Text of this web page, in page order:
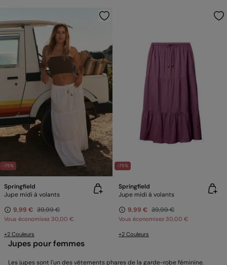
-75%
Springfield
Jupe midi à volants
9,99 € 39,99 €
Vous économisez 30,00 €
+2 Couleurs
-75%
Springfield
Jupe midi à volants
9,99 € 39,99 €
Vous économisez 30,00 €
+2 Couleurs
Jupes pour femmes
Les jupes sont l'un des vêtements phares de la garde-robe féminine.